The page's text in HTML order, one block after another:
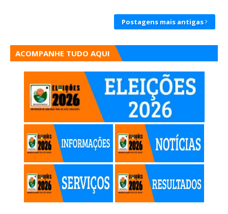
Postagens mais antigas
ACOMPANHE TUDO AQUI